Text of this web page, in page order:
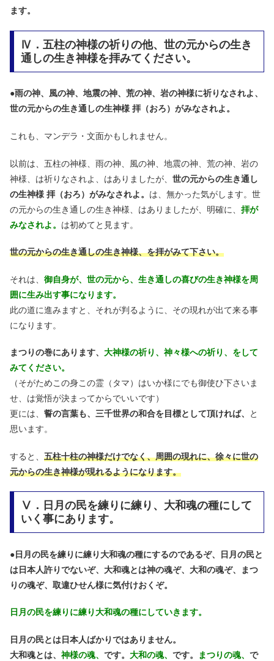
ます。
Ⅳ．五柱の神様の祈りの他、世の元からの生き
通しの生き神様を拝みてください。
●雨の神、風の神、地震の神、荒の神、岩の神様に祈りなされよ、
世の元からの生き通しの生神様 拝（おろ）がみなされよ。
これも、マンデラ・文面かもしれません。
以前は、五柱の神様、雨の神、風の神、地震の神、荒の神、岩の
神様、は祈りなされよ、はありましたが、 世の元からの生き通し
の生神様 拝（おろ）がみなされよ。 は、無かった気がします。世
の元からの生き通しの生き神様、はありましたが、明確に、 拝が
みなされよ。 は初めてと見ます。
世の元からの生き通しの生き神様、を拝がみて下さい。
それは、 御自身が、世の元から、生き通しの喜びの生き神様を周
囲に生み出す事になります。
此の道に進みますと、それが判るように、その現れが出て来る事
になります。
まつりの巻にあります、 大神様の祈り、神々様への祈り、をして
みてください。
（そがためこの身この霊（タマ）はいか様にでも御使ひ下さいま
せ、は覚悟が決まってからでいいです）
更には、 誓の言葉も、三千世界の和合を目標として頂ければ、
と
思います。
すると、 五柱十柱の神様だけでなく、周囲の現れに、徐々に世の
元からの生き神様が現れるようになります。
Ⅴ．日月の民を練りに練り、大和魂の種にして
いく事にあります。
●日月の民を練りに練り大和魂の種にするのであるぞ、日月の民と
は日本人許りでないぞ、大和魂とは神の魂ぞ、大和の魂ぞ、まつ
りの魂ぞ、取違ひせん様に気付けおくぞ。
日月の民を練りに練り大和魂の種にしていきます。
日月の民とは日本人ばかりではありません。
大和魂とは、 神様の魂、 です。 大和の魂、 です。 まつりの魂、 で